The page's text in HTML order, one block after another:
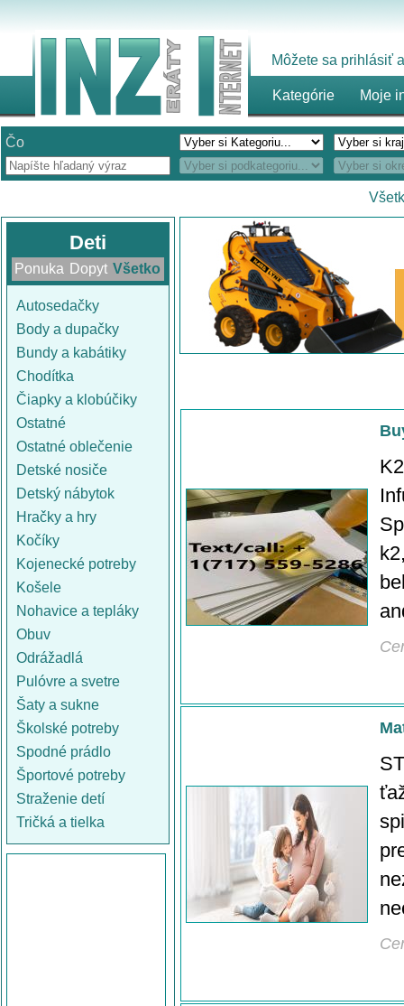
Môžete sa prihlásiť
Kategórie Moje
Čo
Deti
Ponuka Dopyt Všetko
Autosedačky
Body a dupačky
Bundy a kabátiky
Chodítka
Čiapky a klobúčiky
Ostatné
Ostatné oblečenie
Detské nosiče
Detský nábytok
Hračky a hry
Kočíky
Kojenecké potreby
Košele
Nohavice a tepláky
Obuv
Odrážadlá
Pulóvre a svetre
Šaty a sukne
Školské potreby
Spodné prádlo
Športové potreby
Straženie detí
Tričká a tielka